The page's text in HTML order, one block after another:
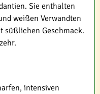
Sie enthalten
weißen Verwandten
süßlichen Geschmack.
intensiven